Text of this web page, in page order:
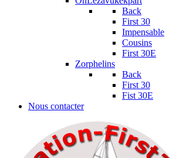
Back
First 30
Impensable
Cousins
First 30E
Zorphelins
Back
First 30
Fist 30E
Nous contacter